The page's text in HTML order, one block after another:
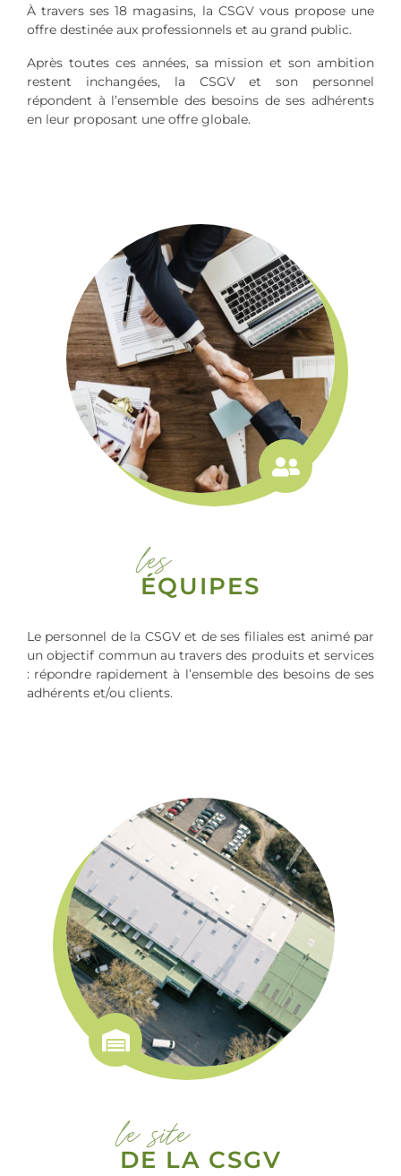
À travers ses 18 magasins, la CSGV vous propose une
offre destinée aux professionnels et au grand public.
Après toutes ces années, sa mission et son ambition
restent inchangées, la CSGV et son personnel
répondent à l’ensemble des besoins de ses adhérents
en leur proposant une offre globale.
les
ÉQUIPES
Le personnel de la CSGV et de ses filiales est animé par
un objectif commun au travers des produits et services
: répondre rapidement à l’ensemble des besoins de ses
adhérents et/ou clients.
le site
DE LA CSGV